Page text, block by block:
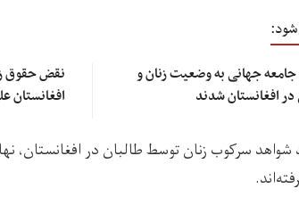
جهانی به وضعیت زنان و
در افغانستان شدند
نقض حقوق
افغانستان
شواهد سرکوب زنان توسط طالبان در